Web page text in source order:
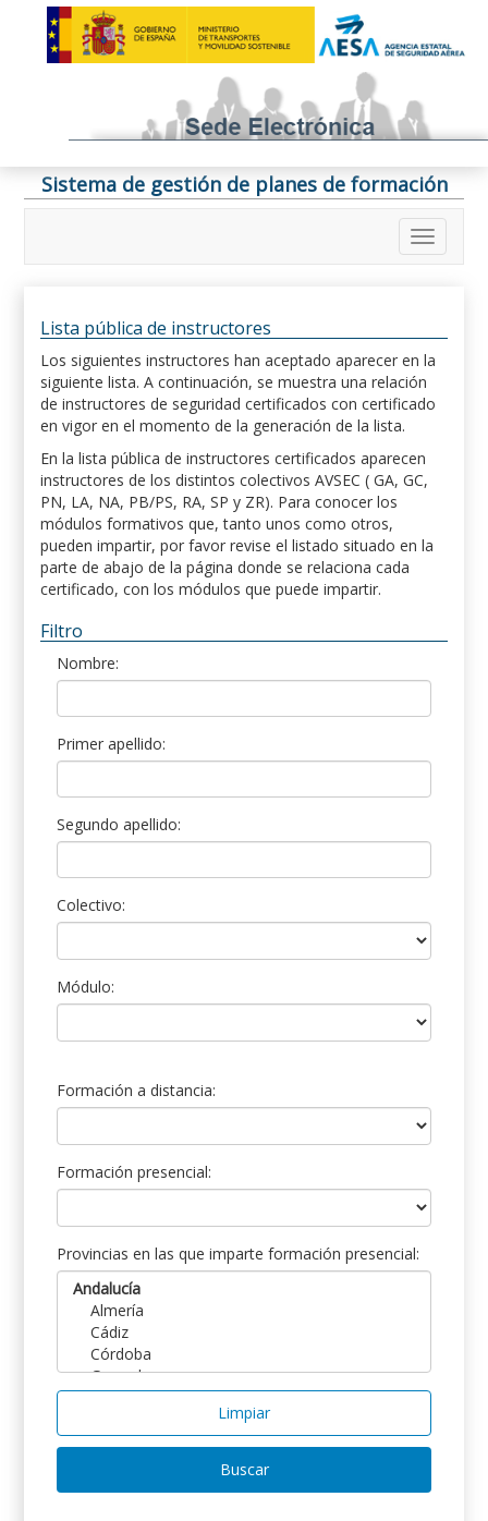
Sistema de gestión de planes de formación
Lista pública de instructores
Los siguientes instructores han aceptado aparecer en la
siguiente lista. A continuación, se muestra una relación
de instructores de seguridad certificados con certificado
en vigor en el momento de la generación de la lista.
En la lista pública de instructores certificados aparecen
instructores de los distintos colectivos AVSEC ( GA, GC,
PN, LA, NA, PB/PS, RA, SP y ZR). Para conocer los
módulos formativos que, tanto unos como otros,
pueden impartir, por favor revise el listado situado en la
parte de abajo de la página donde se relaciona cada
certificado, con los módulos que puede impartir.
Filtro
Nombre:
Primer apellido:
Segundo apellido:
Colectivo:
Módulo:
Formación a distancia:
Formación presencial:
Provincias en las que imparte formación presencial:
Limpiar
Buscar